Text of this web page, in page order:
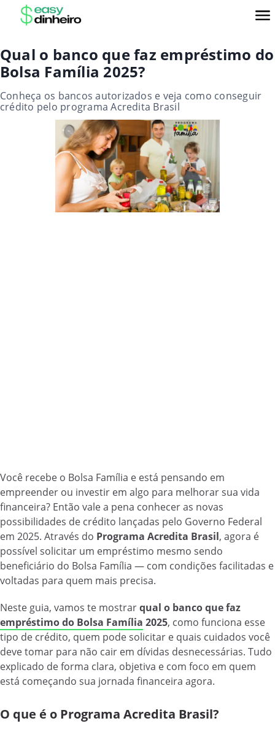
Qual o banco que faz empréstimo do
Bolsa Família 2025?
Conheça os bancos autorizados e veja como conseguir
crédito pelo programa Acredita Brasil
Você recebe o Bolsa Família e está pensando em
empreender ou investir em algo para melhorar sua vida
financeira? Então vale a pena conhecer as novas
possibilidades de crédito lançadas pelo Governo Federal
em 2025. Através do Programa Acredita Brasil, agora é
possível solicitar um empréstimo mesmo sendo
beneficiário do Bolsa Família — com condições facilitadas e
voltadas para quem mais precisa.
Neste guia, vamos te mostrarqual o banco que faz
empréstimo do Bolsa Família 2025, como funciona esse
tipo de crédito, quem pode solicitar e quais cuidados você
deve tomar para não cair em dívidas desnecessárias. Tudo
explicado de forma clara, objetiva e com foco em quem
está começando sua jornada financeira agora.
O que é o Programa Acredita Brasil?